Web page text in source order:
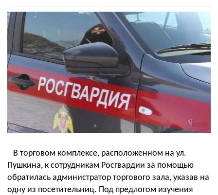
В торговом комплексе, расположенном на ул.
Пушкина, к сотрудникам Росгвардии за помощью
обратилась администратор торгового зала, указав на
одну из посетительниц. Под предлогом изучения